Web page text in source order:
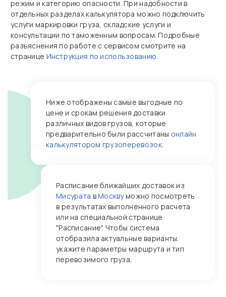
режим и категорию опасности. При надобности в
отдельных разделах калькулятора можно подключить
услуги маркировки груза, складские услуги и
консультации по таможенным вопросам. Подробные
разъяснения по работе с сервисом смотрите на
странице Инструкция по использованию.
Ниже отображены самые выгодные по
цене и срокам решения доставки
различных видов грузов, которые
предварительно были рассчитаны онлайн
калькулятором грузоперевозок.
Расписание ближайших доставок из
Мисурата вМосквуможно посмотреть
в результатах выполненного расчета
или на специальной странице
"Расписание". Чтобы система
отобразила актуальные варианты,
укажите параметры маршрута и тип
перевозимого груза.